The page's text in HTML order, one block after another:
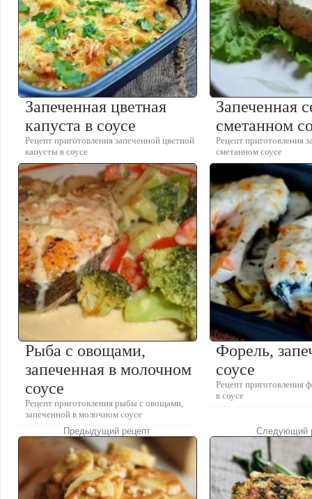
Запеченная цветная
капуста в соусе
Рецепт приготовления запеченной цветной
капусты в соусе
Запеченная
сметанном
Рецепт приготовления
сметанном соусе
Рыба с овощами,
запеченная в молочном
соусе
Рецепт приготовления рыбы с овощами,
запеченной в молочном соусе
Форель,
соусе
Рецепт приготовления
в соусе
Предыдущий рецепт Следующий